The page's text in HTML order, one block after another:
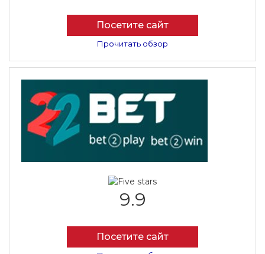
Посетите сайт
Прочитать обзор
9.9
Посетите сайт